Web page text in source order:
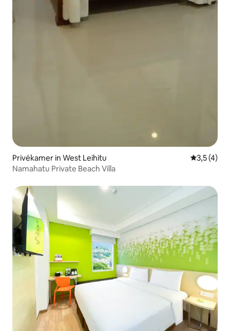
Privékamer in West Leihitu
3,5 (4)
Namahatu Private Beach Villa